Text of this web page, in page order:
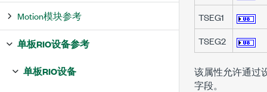
Motion模块参考
单板RIO设备参考
单板RIO设备
TSEG1
TSEG2
该属性允许通过
字段。